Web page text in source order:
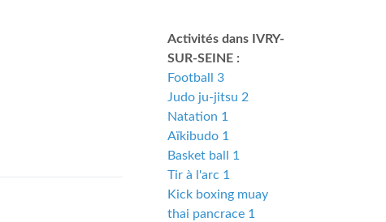
Activités dans IVRY-
SUR-SEINE :
Football 3
Judo ju-jitsu 2
Natation 1
Aïkibudo 1
Basket ball 1
Tir à l'arc 1
Kick boxing muay
thai pancrace 1